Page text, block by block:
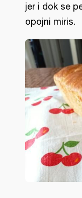
jer i dok se
opojni miris.